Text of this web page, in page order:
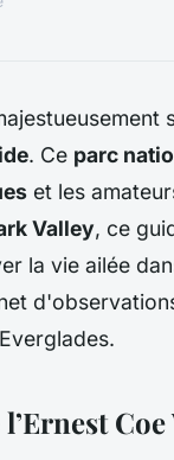
. Ce parc
et les
Valley, ce
la vie ailée